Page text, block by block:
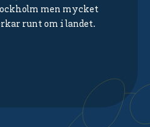
men mycket
runt om i landet.